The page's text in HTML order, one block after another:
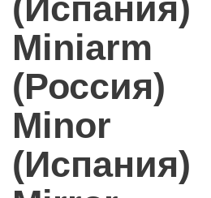
(Испания)
Miniarm
(Россия)
Minor
(Испания)